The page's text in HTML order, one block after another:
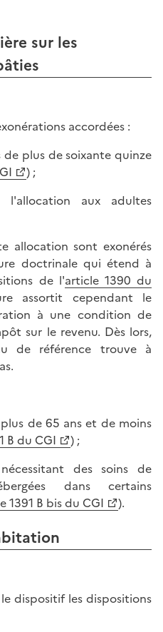
sur les
accordées :
de plus de soixante quinze
) ;
aux adultes
allocation sont exonérés
doctrinale qui étend à
de l'article 1390 du
assortit cependant le
à une condition de
sur le revenu. Dès lors,
de référence trouve à
de 65 ans et de moins
B du CGI
) ;
des soins de
dans certains
1391 B bis du CGI ).
dispositif les dispositions